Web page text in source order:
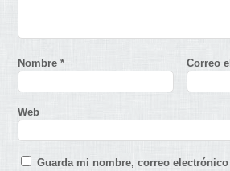
Nombre* Correo
Web
Guarda mi nombre, correo